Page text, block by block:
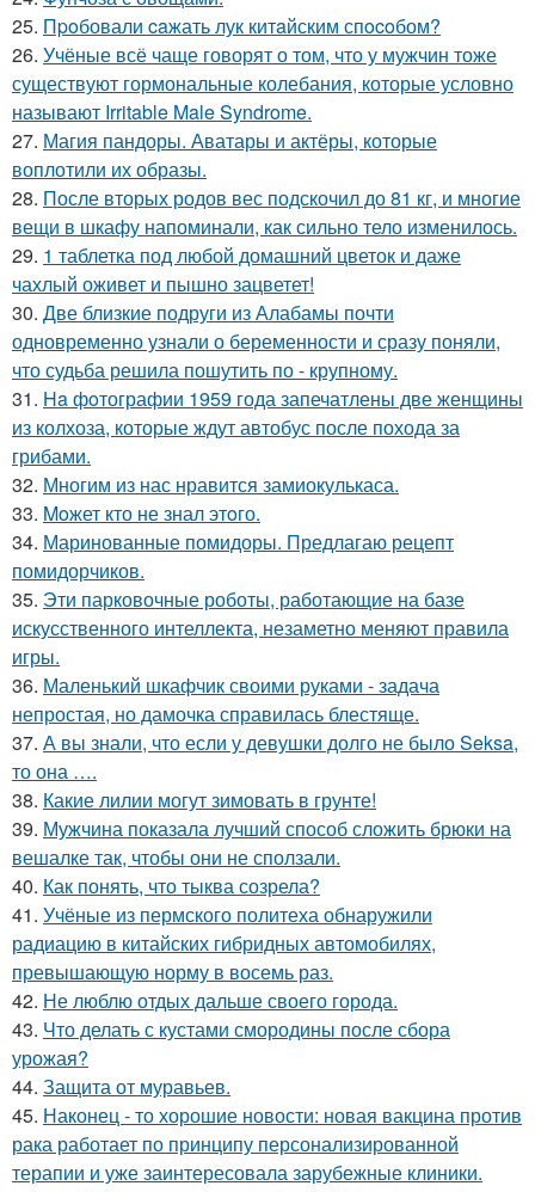
25. Пpoбовали caжать лук китaйским спocoбом?
26. Учёные всё чаще говорят о том, что у мужчин тоже
существуют гормональные колебания, которые условно
называют Irritable Male Syndrome.
27. Магия пандоры. Аватары и актёры, которые
воплотили их образы.
28. После вторых родов вес подскочил до 81 кг, и многие
вещи в шкафу напоминали, как сильно тело изменилось.
29. 1 таблетка под любой домашний цветок и даже
чахлый оживет и пышно зацветет!
30. Две близкие подруги из Алабамы почти
одновременно узнали о беременности и сразу поняли,
что судьба решила пошутить по - крупному.
31. Ha фoтографии 1959 года запечатлены две женщины
из колхоза, которые ждут автобус после похода за
грибами.
32. Многим из нас нравится замиокулькаса.
33. Moжет кто не знал этoго.
34. Маринованные помидоры. Предлагаю рецепт
помидорчиков.
35. Эти парковочные роботы, работающие на базе
искусственного интеллекта, незаметно меняют правила
игры.
36. Маленький шкафчик своими руками - задача
непростая, но дамочка справилась блестяще.
37. А вы знали, что если у девушки долго не было Seksa,
то она ….
38. Какие лилии могут зимовать в грунте!
39. Мужчина показала лучший способ сложить брюки на
вешалке так, чтобы они не сползали.
40. Как понять, что тыква созрела?
41. Учёные из пермского политеха обнаружили
радиацию в китайских гибридных автомобилях,
превышающую норму в восемь раз.
42. Не люблю отдых дальше своего города.
43. Что делать с кустами смородины после сбора
урожая?
44. Защита от муравьев.
45. Наконец - то хорошие новости: новая вакцина против
рака работает по принципу персонализированной
терапии и уже заинтересовала зарубежные клиники.